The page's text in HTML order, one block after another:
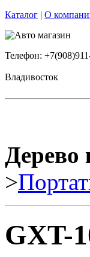
Каталог | О
Телефон:
Владивосток
Дерево
>
GXT-